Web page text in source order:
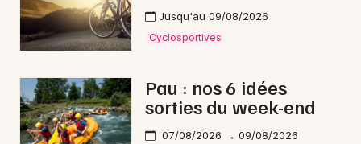
Jusqu'au 09/08/2026
Cyclosportives
Pau : nos 6 idées
sorties du week-end
07/08/2026 → 09/08/2026